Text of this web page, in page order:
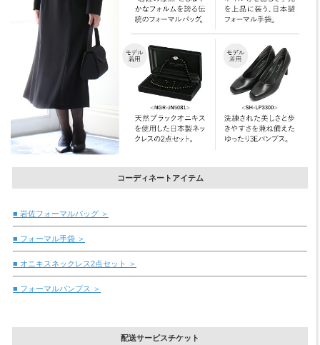
コーディネートアイテム
■ 岩佐フォーマルバッグ ＞
■ フォーマル手袋 ＞
■ オニキスネックレス2点セット ＞
■ フォーマルパンプス ＞
配送サービスチケット